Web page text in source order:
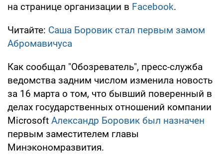
на странице организации в Facebook.
Читайте: Саша Боровик стал первым замом
Абромавичуса
Как сообщал "Обозреватель", пресс-служба
ведомства задним числом изменила новость
за 16 марта о том, что бывший поверенный в
делах государственных отношений компании
Microsoft Александр Боровик был назначен
первым заместителем главы
Минэкономразвития.